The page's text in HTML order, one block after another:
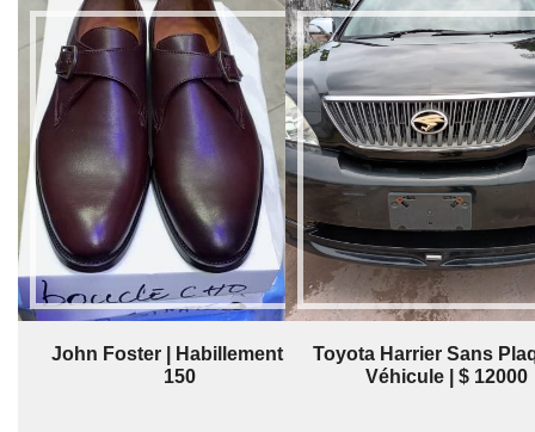
John Foster | Habillement | $
150
Toyota Harrier Sans
Véhicule | $ 12000